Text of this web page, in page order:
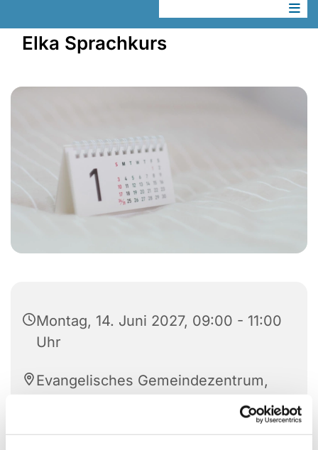
Elka Sprachkurs
Montag, 14. Juni 2027, 09:00 - 11:00
Uhr
Evangelisches Gemeindezentrum,